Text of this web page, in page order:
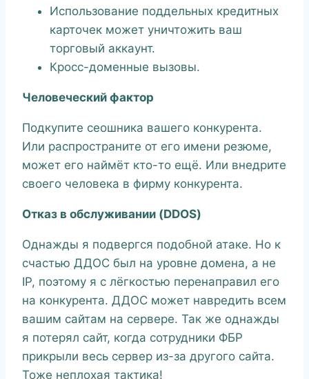
Использование поддельных кредитных
карточек может уничтожить ваш
торговый аккаунт.
Кросс-доменные вызовы.
Человеческий фактор
Подкупите сеошника вашего конкурента.
Или распространите от его имени резюме,
может его наймёт кто-то ещё. Или внедрите
своего человека в фирму конкурента.
Отказ в обслуживании (DDOS)
Однажды я подвергся подобной атаке. Но к
счастью ДДОС был на уровне домена, а не
IP, поэтому я с лёгкостью перенаправил его
на конкурента. ДДОС может навредить всем
вашим сайтам на сервере. Так же однажды
я потерял сайт, когда сотрудники ФБР
прикрыли весь сервер из-за другого сайта.
Тоже неплохая тактика!